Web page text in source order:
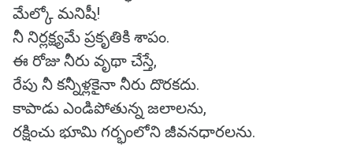
మేల్కో మనిషీ!
నీ నిర్లక్ష్యమే ప్రకృతికి శాపం.
ఈ రోజు నీరు వృథా చేస్తే,
రేపు నీ కన్నీళ్లకైనా నీరు దొరకదు.
కాపాడు ఎండిపోతున్న జలాలను,
రక్షించు భూమి గర్భంలోని జీవనధారలను.